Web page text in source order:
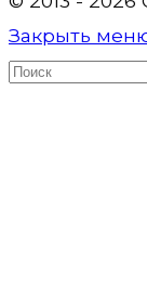
Закрыть